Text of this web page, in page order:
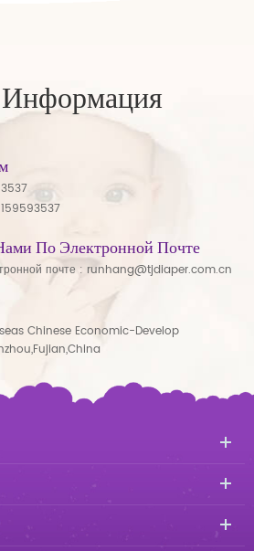
Информация
По Электронной Почте
почте : runhang@tjdiaper.com.cn
Chinese Economic-Develop